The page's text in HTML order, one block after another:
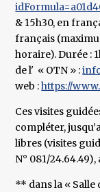
& 15h30, en
français
horaire). Durée :
de l' « OTN » :
web :https://
Ces visites
compléter,
libres (visites
N° 081/24.64.49),
** dans la « Salle